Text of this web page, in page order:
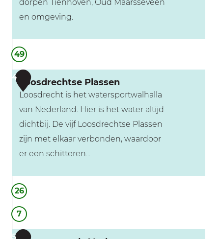
v
e
n
dorpen Tienhoven, Oud Maarsseveen
en omgeving.
S
t
e
m
e
u
m
V
49
4 Loosdrechtse Plassen
Loosdrecht is het watersportwalhalla
van Nederland. Hier is het water altijd
dichtbij. De vijf Loosdrechtse Plassen
zijn met elkaar verbonden, waardoor
er een schitteren...
L
o
o
26
7
5